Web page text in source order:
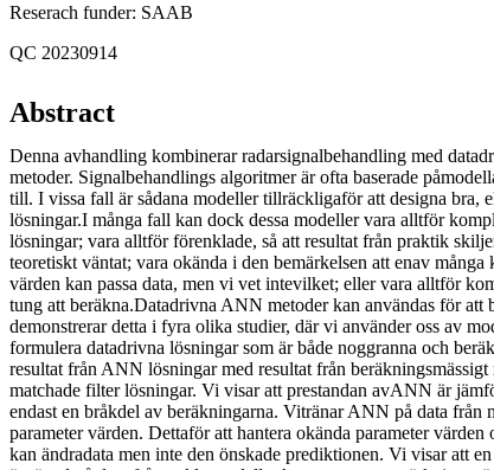
Reserach funder: SAAB
QC 20230914
Abstract
Denna avhandling kombinerar radarsignalbehandling med
metoder. Signalbehandlings algoritmer är ofta baserade
till. I vissa fall är sådana modeller tillräckligaför att designa bra,
lösningar.I många fall kan dock dessa modeller vara alltför
lösningar; vara alltför förenklade, så att resultat från praktik
teoretiskt väntat; vara okända i den bemärkelsen att enav
värden kan passa data, men vi vet intevilket; eller vara alltför
tung att beräkna.Datadrivna ANN metoder kan användas för att
demonstrerar detta i fyra olika studier, där vi använder oss av
formulera datadrivna lösningar som är både noggranna och
resultat från ANN lösningar med resultat från
matchade filter lösningar. Vi visar att prestandan avANN är
endast en bråkdel av beräkningarna. Vitränar ANN på data från
parameter värden. Dettaför att hantera okända parameter
kan ändradata men inte den önskade prediktionen. Vi visar att